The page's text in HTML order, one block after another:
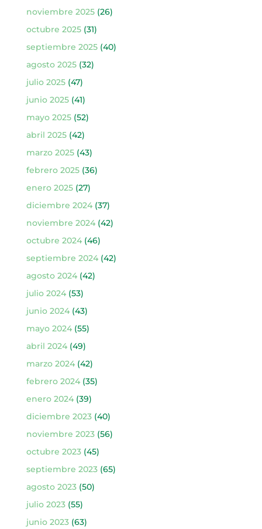
noviembre 2025(26)
octubre 2025(31)
septiembre 2025(40)
agosto 2025(32)
julio 2025(47)
junio 2025(41)
mayo 2025(52)
abril 2025(42)
marzo 2025(43)
febrero 2025(36)
enero 2025(27)
diciembre 2024(37)
noviembre 2024(42)
octubre 2024(46)
septiembre 2024(42)
agosto 2024(42)
julio 2024(53)
junio 2024(43)
mayo 2024(55)
abril 2024(49)
marzo 2024(42)
febrero 2024(35)
enero 2024(39)
diciembre 2023(40)
noviembre 2023(56)
octubre 2023(45)
septiembre 2023(65)
agosto 2023(50)
julio 2023(55)
junio 2023(63)